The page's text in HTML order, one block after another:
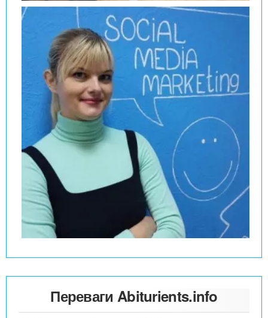
Переваги Abiturients.info